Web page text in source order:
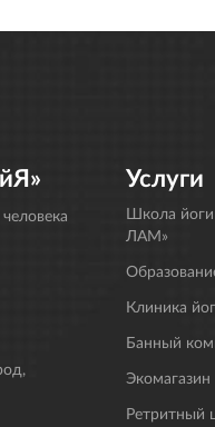
Услуги
Школа
ЛАМ»
Клиника
Банный
Ретритный